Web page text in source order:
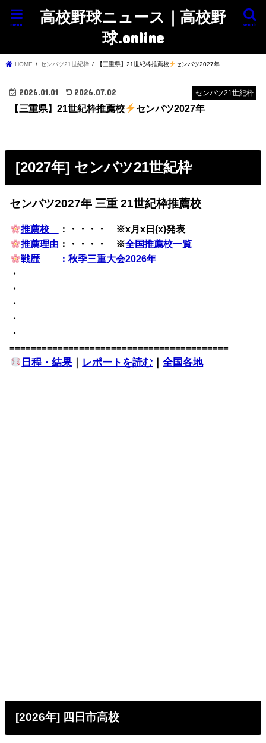
高校野球ニュース｜高校野
球.online
search
menu
HOME センバツ21世紀枠 【三重県】21世紀枠推薦校 センバツ2027年
センバツ21世紀枠
2026.01.01 2026.07.02
【三重県】21世紀枠推薦校 センバツ2027年
[2027年] センバツ21世紀枠
センバツ2027年 三重 21世紀枠推薦校
推薦校
：・・・・ ※x月x日(x)発表
推薦理由 ：・・・・ ※全国推薦校一覧
戦歴 ：秋季三重大会2026年
・
・
・
・
・
=========================================
日程・結果｜ レポートを読む ｜全国各地
[2026年] 四日市高校